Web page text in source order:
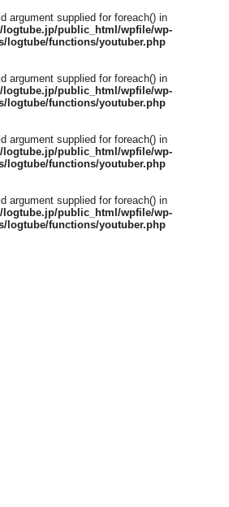
argument supplied for foreach() in
logtube.jp/public_html/wpfile/wp-
logtube/functions/youtuber.php
argument supplied for foreach() in
logtube.jp/public_html/wpfile/wp-
logtube/functions/youtuber.php
argument supplied for foreach() in
logtube.jp/public_html/wpfile/wp-
logtube/functions/youtuber.php
argument supplied for foreach() in
logtube.jp/public_html/wpfile/wp-
logtube/functions/youtuber.php